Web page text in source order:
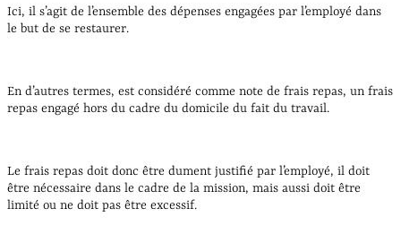
Ici, il s’agit de l’ensemble des dépenses engagées par l’employé dans
le but de se restaurer.
En d’autres termes, est considéré comme note de frais repas, un frais
repas engagé hors du cadre du domicile du fait du travail.
Le frais repas doit donc être dument justifié par l’employé, il doit
être nécessaire dans le cadre de la mission, mais aussi doit être
limité ou ne doit pas être excessif.